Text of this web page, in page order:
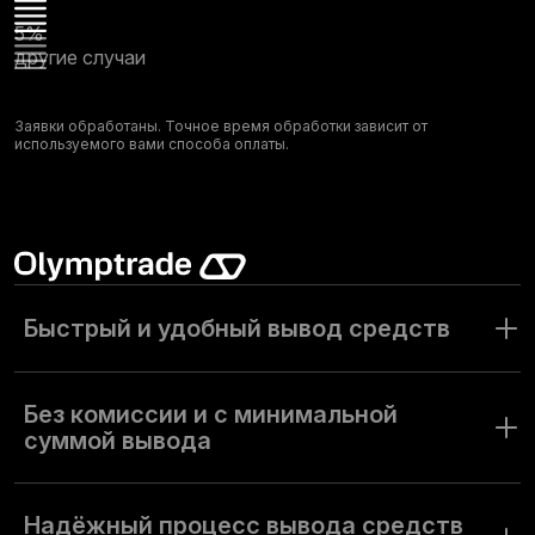
5%
другие случаи
Заявки обработаны. Точное время обработки зависит от
используемого вами способа оплаты.
Быстрый и удобный вывод средств
Более 70% заявок на вывод обрабатываются в течение 1
часа, а большинство остальных — в течение 24 часов.
Это даёт трейдерам уверенность в надёжности и
скорости вывода средств.
лимиты на вывод адаптированы под разные типы счетов
Без комиссии и с минимальной
суммой вывода
операций по выводу, чтобы вы сохраняли максимум
Надёжный процесс вывода средств